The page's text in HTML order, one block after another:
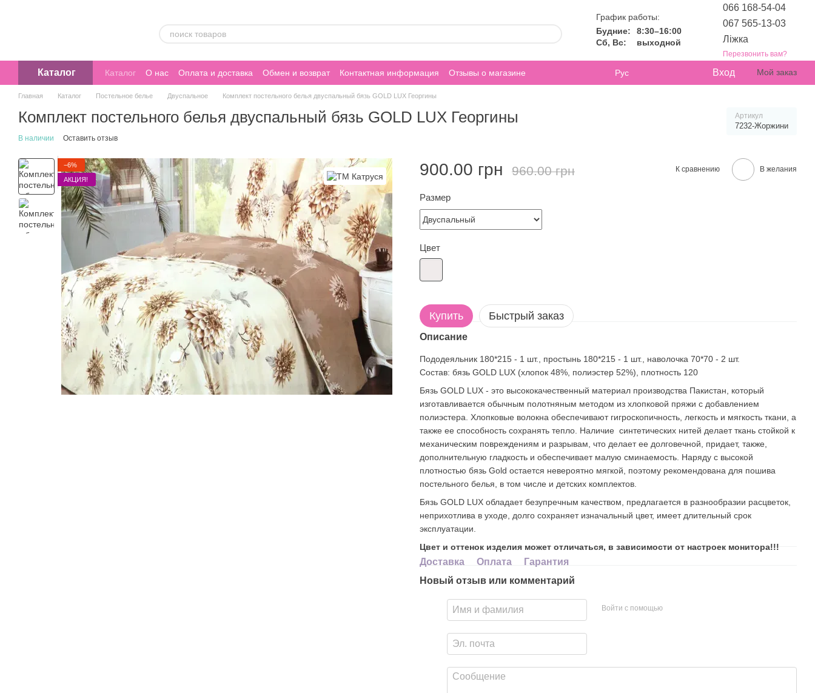
График работы:
Будние:
8:30–16:00
Сб, Вс:
выходной
066 168-54-04
067 565-13-03
Ліжка
Перезвонить вам?
Каталог Каталог О нас Оплата и доставка Обмен и возврат Контактная информация Отзывы о магазине Рус Вход Мой заказ
Главная Каталог Постельное белье Двуспальное Комплект постельного белья двуспальный бязь GOLD LUX Георгины
Комплект постельного белья двуспальный бязь GOLD LUX Георгины Артикул
7232-Жоржини
В наличии Оставить отзыв
−6%
АКЦИЯ!
900.00 грн 960.00 грн К сравнению В желания
Размер
Цвет
Купить Быстрый заказ
Описание
Пододеяльник 180*215 - 1 шт., простынь 180*215 - 1 шт., наволочка 70*70 - 2 шт.
Состав: бязь GOLD LUX (хлопок 48%, полиэстер 52%), плотность 120
Бязь GOLD LUX - это высококачественный материал производства Пакистан, который
изготавливается обычным полотняным методом из хлопковой пряжи с добавлением
полиэстера. Хлопковые волокна обеспечивают гигроскопичность, легкость и мягкость ткани, а
также ее способность сохранять тепло. Наличие синтетических нитей делает ткань стойкой к
механическим повреждениям и разрывам, что делает ее долговечной, придает, также,
дополнительную гладкость и обеспечивает малую сминаемость. Наряду с высокой
плотностью бязь Gold остается невероятно мягкой, поэтому рекомендована для пошива
постельного белья, в том числе и детских комплектов.
Бязь GOLD LUX обладает безупречным качеством, предлагается в разнообразии расцветок,
неприхотлива в уходе, долго сохраняет изначальный цвет, имеет длительный срок
эксплуатации.
Цвет и оттенок изделия может отличаться, в зависимости от настроек монитора!!!
Доставка Оплата
Гарантия
Новый отзыв или комментарий
Войти с помощью